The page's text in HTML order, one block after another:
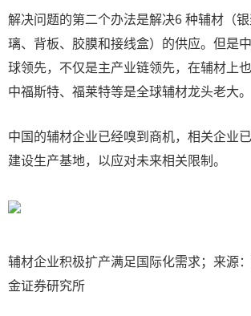
解决问题的第二个办法是解决6 种辅材（
璃、背板、胶膜和接线盒）的供应。但是
球领先，不仅是主产业链领先，在辅材上
中福斯特、福莱特等是全球辅材龙头老大。
中国的辅材企业已经嗅到商机，相关企业
建设生产基地，以应对未来相关限制。
辅材企业积极扩产满足国际化需求；来源
金证券研究所